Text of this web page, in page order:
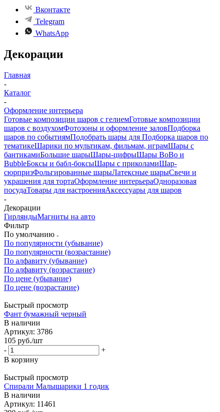
Вконтакте
Telegram
WhatsApp
Декорации
Главная
-
Каталог
-
Оформление интерьера
Готовые композиции шаров с гелиемГотовые композиции
шаров с воздухомФотозоны и оформление заловПодборка
шаров по событиямПодобрать шары для Подборка шаров по
тематикеШарики по мультикам, фильмам, играмШары с
бантикамиБольшие шарыШары-цифрыШары BoBo и
BubbleБоксы и бабл-боксыШары с приколамиШар-
сюрпризФольгированные шарыЛатексные шарыСвечи и
украшения для тортаОформление интерьераОдноразовая
посудаТовары для настроенияАксессуары для шаров
-
Декорации
ГирляндыМагниты на авто
Фильтр
По умолчанию
По популярности (убывание)
По популярности (возрастание)
По алфавиту (убывание)
По алфавиту (возрастание)
По цене (убывание)
По цене (возрастание)
Быстрый просмотр
Фант бумажный черный
В наличии
Артикул: 3786
105 руб./шт
-
+
В корзину
Быстрый просмотр
Спирали Малышарики 1 годик
В наличии
Артикул: 11461